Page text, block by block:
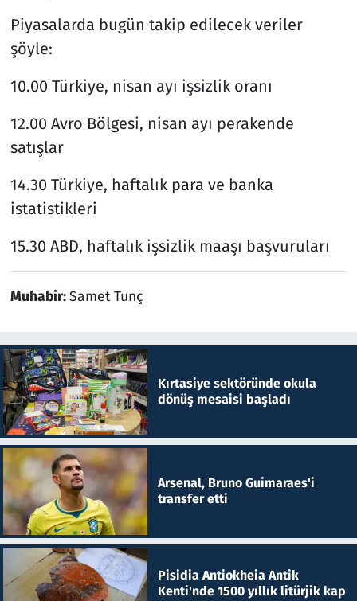
Piyasalarda bugün takip edilecek veriler
şöyle:
10.00 Türkiye, nisan ayı işsizlik oranı
12.00 Avro Bölgesi, nisan ayı perakende
satışlar
14.30 Türkiye, haftalık para ve banka
istatistikleri
15.30 ABD, haftalık işsizlik maaşı başvuruları
Muhabir:Samet Tunç
Kırtasiye sektöründe okula
dönüş mesaisi başladı
Arsenal, Bruno Guimaraes'i
transfer etti
Pisidia Antiokheia Antik
Kenti'nde 1500 yıllık litürjik kap